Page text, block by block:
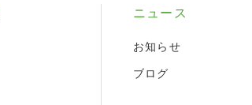
ニュース
お知らせ
ブログ